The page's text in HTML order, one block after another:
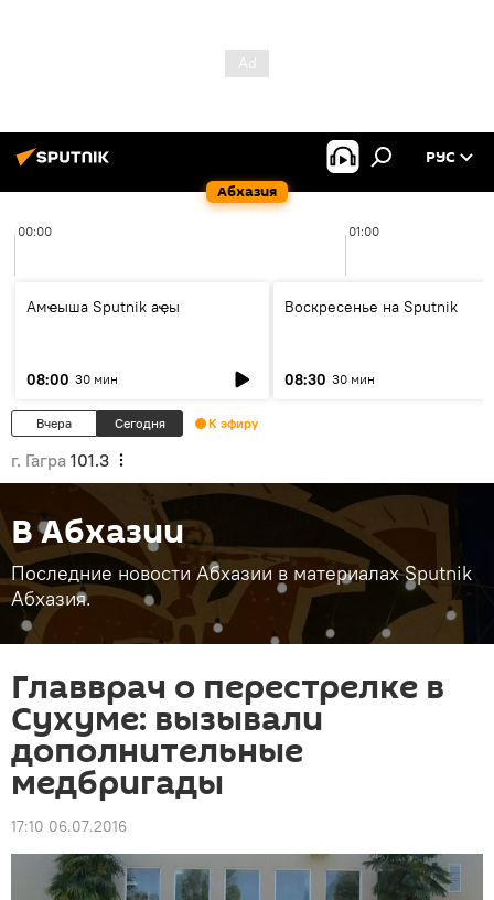
Абхазия
РУС
00:00 01:00
Амҽыша Sputnik аҿы
08:00 30 мин
Воскресенье на Sputnik
08:30 30 мин
Вчера Сегодня К эфиру
г. Гагра 101.3
В Абхазии
Последние новости Абхазии в материалах Sputnik
Абхазия.
Главврач о перестрелке в
Сухуме: вызывали
дополнительные
медбригады
17:10 06.07.2016